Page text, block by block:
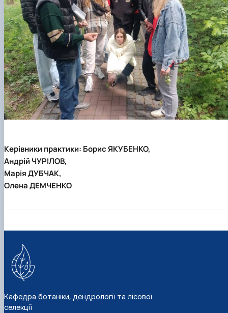
Керівники практики: Борис ЯКУБЕНКО,
Андрій ЧУРІЛОВ,
Марія ДУБЧАК,
Олена ДЕМЧЕНКО
Кафедра ботаніки, дендрології та лісової
селекції